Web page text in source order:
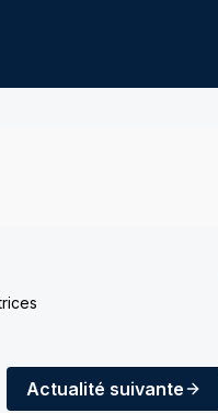
Actualité suivante